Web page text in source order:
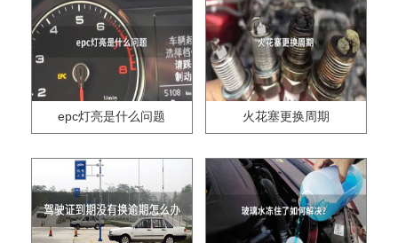
epc灯亮是什么问题 火花塞更换周期